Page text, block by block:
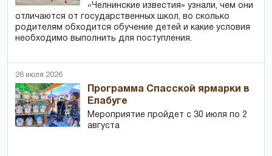
«Челнинские известия» узнали, чем они
отличаются от государственных школ, во сколько
родителям обходится обучение детей и какие условия
необходимо выполнить для поступления.
26 июля 2026
Программа Спасской ярмарки в
Елабуге
Мероприятие пройдет с 30 июля по 2
августа